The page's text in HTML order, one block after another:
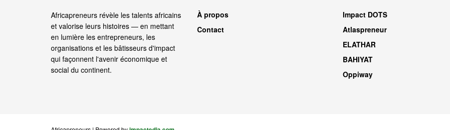
Africapreneurs révèle les talents africains
et valorise leurs histoires — en mettant
en lumière les entrepreneurs, les
organisations et les bâtisseurs d'impact
qui façonnent l'avenir économique et
social du continent.
À propos
Contact
Impact DOTS
Atlaspreneur
ELATHAR
BAHIYAT
Oppiway